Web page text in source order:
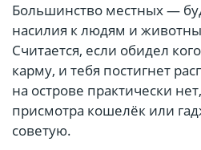
Большинство местных —
насилия к людям и
Считается, если обидел
карму, и тебя постигнет
на острове практически
присмотра кошелёк или
советую.